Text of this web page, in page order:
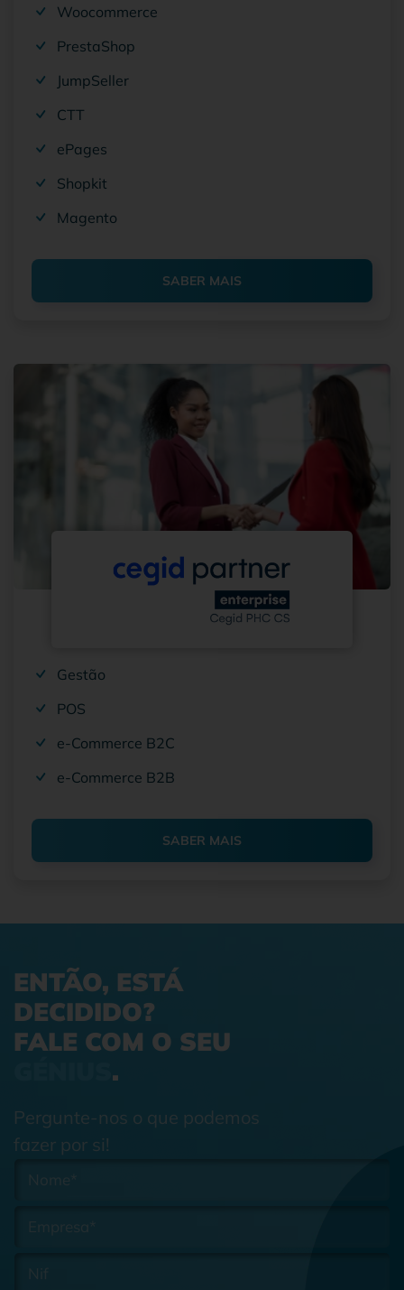
Woocommerce
PrestaShop
JumpSeller
CTT
ePages
Shopkit
Magento
SABER MAIS
Gestão
POS
e-Commerce B2C
e-Commerce B2B
SABER MAIS
ENTÃO, ESTÁ
DECIDIDO?
FALE COM O SEU
.
Pergunte-nos o que podemos
fazer por si!